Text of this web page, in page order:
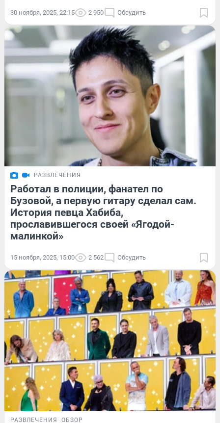
30 ноября, 2025, 22:15 2 950 Обсудить
РАЗВЛЕЧЕНИЯ
Работал в полиции, фанател по
Бузовой, а первую гитару сделал сам.
История певца Хабиба,
прославившегося своей «Ягодой-
малинкой»
15 ноября, 2025, 15:00 2 562 Обсудить
РАЗВЛЕЧЕНИЯ ОБЗОР